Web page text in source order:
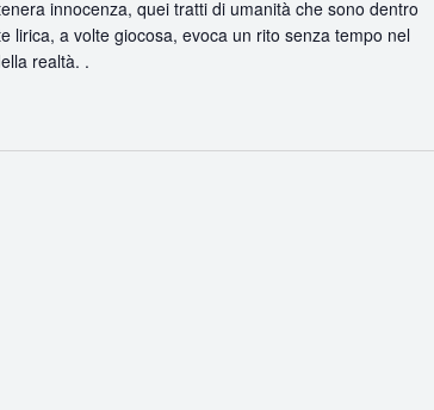
innocenza, quei tratti di umanità che sono dentro
lirica, a volte giocosa, evoca un rito senza tempo nel
realtà. .